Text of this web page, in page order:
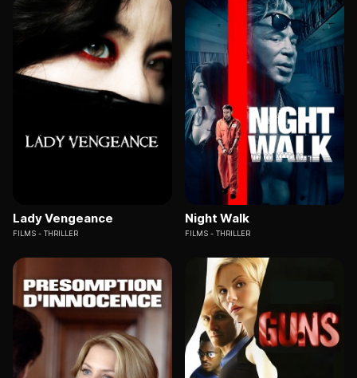
Lady Vengeance
FILMS THRILLER
Night Walk
FILMS THRILLER